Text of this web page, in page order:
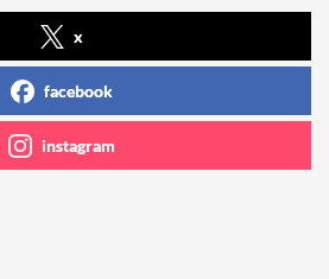
x
facebook
instagram